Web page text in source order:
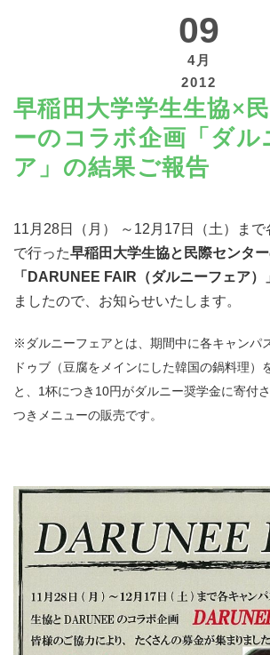
寄付する
09
4月
2012
早稲田大学学生生協×
ーのコラボ企画「ダル
ア」の結果ご報告
11月28日（月） ～12月17日（土）ま
で行った早稲田大学生協と民際センタ
「DARUNEE FAIR（ダルニーフェア）
ましたので、お知らせいたします。
※ダルニーフェアとは、期間中に各キャンパ
ドゥブ（豆腐をメインにした韓国の鍋料理）
と、1杯につき10円がダルニー奨学金に寄付
つきメニューの販売です。